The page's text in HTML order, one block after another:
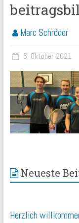
Marc Schröder
6. Oktober 2021
Neueste
Herzlich